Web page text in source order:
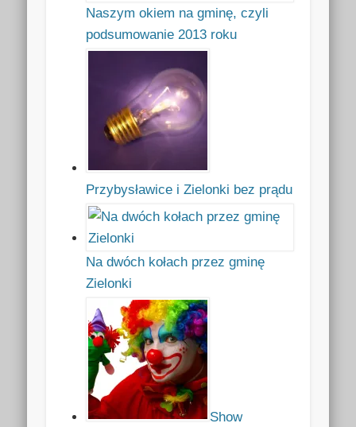
Naszym okiem na gminę, czyli
podsumowanie 2013 roku
Przybysławice i Zielonki bez prądu
Na dwóch kołach przez gminę
Zielonki
Show